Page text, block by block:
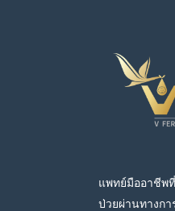
แพทย์มืออาชีพ
ป่วยผ่านทางก